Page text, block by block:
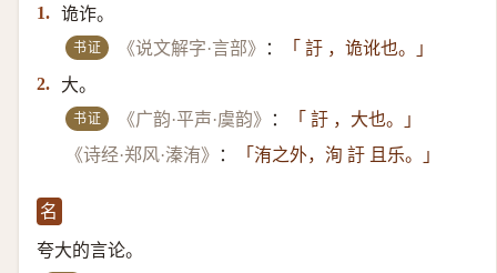
1. 诡诈。
书证 《说文解字·言部》 ：
「 訏 ，诡讹也。」
2.
大。
书证 《广韵·平声·虞韵》 ：
「 訏 ，大也。」
《诗经·郑风·溱洧》
： 「洧之外，洵 訏 且乐。」
名
夸大的言论。